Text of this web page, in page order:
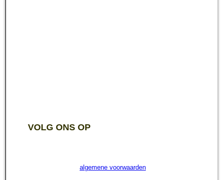
VOLG ONS OP
algemene voorwaarden